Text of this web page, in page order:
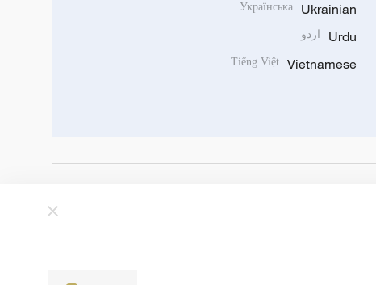
Ukrainian
Українська
Urdu اردو
Vietnamese
Tiếng Việt